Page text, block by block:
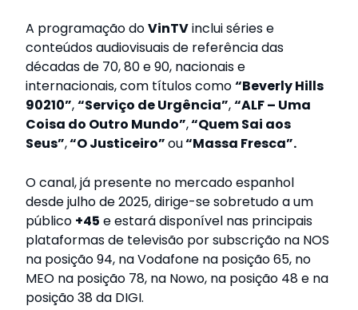
A programação doVinTVinclui séries e
conteúdos audiovisuais de referência das
décadas de 70, 80 e 90, nacionais e
internacionais, com títulos como“Beverly Hills
90210”,“Serviço de Urgência”,“ALF – Uma
Coisa do Outro Mundo”,“Quem Sai aos
Seus”,“O Justiceiro”ou“Massa Fresca”.
O canal, já presente no mercado espanhol
desde julho de 2025, dirige-se sobretudo a um
público +45 e estará disponível nas principais
plataformas de televisão por subscrição na NOS
na posição 94, na Vodafone na posição 65, no
MEO na posição 78, na Nowo, na posição 48 e na
posição 38 da DIGI.